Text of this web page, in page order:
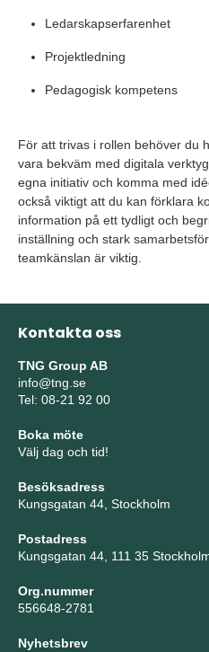
Ledarskapserfarenhet
Projektledning
Pedagogisk kompetens
För att trivas i rollen behöver du
vara bekväm med digitala
egna initiativ och komma med
också viktigt att du kan förklara
information på ett tydligt och
inställning och stark
teamkänslan är viktig.
Kontakta oss
TNG Group AB
info@tng.se
Tel: 08-21 92 00
Boka möte
Välj dag och tid!
Besöksadress
Kungsgatan 44, Stockholm
Postadress
Kungsgatan 44, 111 35
Org.nummer
556648-2781
Nyhetsbrev